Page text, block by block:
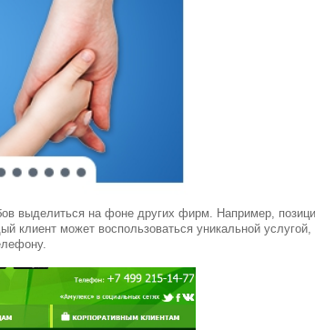
выделиться на фоне других фирм. Например,
клиент может воспользоваться уникальной услугой,